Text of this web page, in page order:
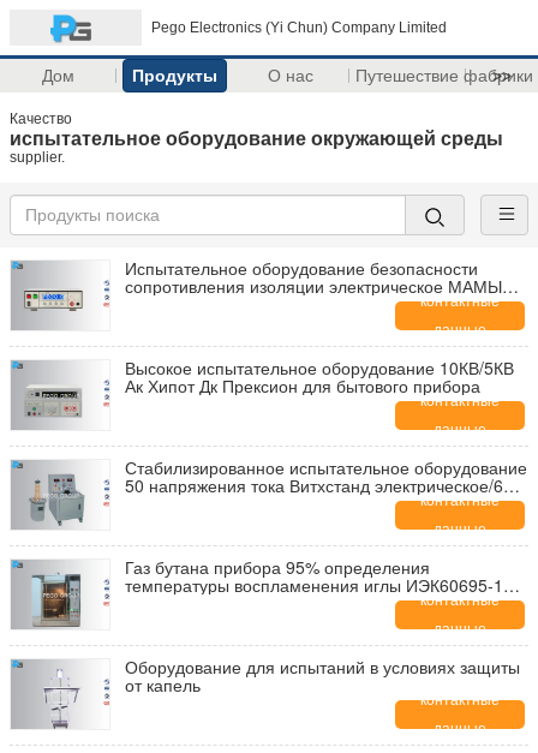
Pego Electronics (Yi Chun) Company Limited
Дом Продукты О нас Путешествие фабрики
>>
Качество
испытательное оборудование окружающей среды
supplier.
Испытательное оборудование безопасности
сопротивления изоляции электрическое МАМЫ
контактные
данные
Высокое испытательное оборудование 10КВ/5КВ
Ак Хипот Дк Прексион для бытового прибора
контактные
данные
Стабилизированное испытательное оборудование
50 напряжения тока Витхстанд электрическое/60
контактные
данные
Газ бутана прибора 95% определения
температуры воспламенения иглы ИЭК60695-11-5
контактные
данные
Оборудование для испытаний в условиях защиты
от капель
контактные
данные